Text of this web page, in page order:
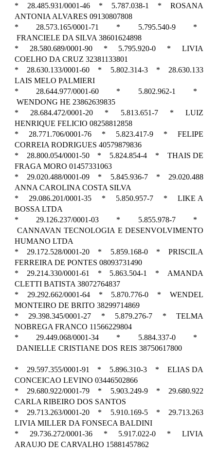
* 28.485.931/0001-46 * 5.787.038-1 * ROSANA
ANTONIA ALVARES 09130807808
* 28.573.165/0001-71 * 5.795.540-9 *
FRANCIELE DA SILVA 38601624898
* 28.580.689/0001-90 * 5.795.920-0 * LIVIA
COELHO DA CRUZ 32381133801
* 28.630.133/0001-60 * 5.802.314-3 * 28.630.133
LAIS MELO PALMIERI
* 28.644.977/0001-60 * 5.802.962-1 *
WENDONG HE 23862639835
* 28.684.472/0001-20 * 5.813.651-7 * LUIZ
HENRIQUE FELICIO 08258812858
* 28.771.706/0001-76 * 5.823.417-9 * FELIPE
CORREIA RODRIGUES 40579879836
* 28.800.054/0001-50 * 5.824.854-4 * THAIS DE
FRAGA MORO 01457331063
* 29.020.488/0001-09 * 5.845.936-7 * 29.020.488
ANNA CAROLINA COSTA SILVA
* 29.086.201/0001-35 * 5.850.957-7 * LIKE A
BOSSA LTDA
* 29.126.237/0001-03 * 5.855.978-7 *
CANNAVAN TECNOLOGIA E DESENVOLVIMENTO
HUMANO LTDA
* 29.172.528/0001-20 * 5.859.168-0 * PRISCILA
FERREIRA DE PONTES 08093731490
* 29.214.330/0001-61 * 5.863.504-1 * AMANDA
CLETTI BATISTA 38072764837
* 29.292.662/0001-64 * 5.870.776-0 * WENDEL
MONTEIRO DE BRITO 38299714869
* 29.398.345/0001-27 * 5.879.276-7 * TELMA
NOBREGA FRANCO 11566229804
* 29.449.068/0001-34 * 5.884.337-0 *
DANIELLE CRISTIANE DOS REIS 38750617800
* 29.597.355/0001-91 * 5.896.310-3 * ELIAS DA
CONCEICAO LEVINO 03446502866
* 29.680.922/0001-79 * 5.903.249-9 * 29.680.922
CARLA RIBEIRO DOS SANTOS
* 29.713.263/0001-20 * 5.910.169-5 * 29.713.263
LIVIA MILLER DA FONSECA BALDINI
* 29.736.272/0001-36 * 5.917.022-0 * LIVIA
ARAUJO DE CARVALHO 15881457862